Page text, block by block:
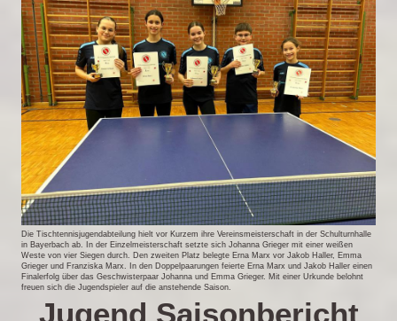
Die Tischtennisjugendabteilung hielt vor Kurzem ihre Vereinsmeisterschaft in der Schulturnhalle
in Bayerbach ab. In der Einzelmeisterschaft setzte sich Johanna Grieger mit einer weißen
Weste von vier Siegen durch. Den zweiten Platz belegte Erna Marx vor Jakob Haller, Emma
Grieger und Franziska Marx. In den Doppelpaarungen feierte Erna Marx und Jakob Haller einen
Finalerfolg über das Geschwisterpaar Johanna und Emma Grieger. Mit einer Urkunde belohnt
freuen sich die Jugendspieler auf die anstehende Saison.
Jugend Saisonbericht